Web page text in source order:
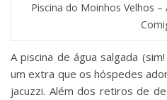
Piscina do Moinhos Velhos
A piscina de água salgada
um extra que os hóspedes
jacuzzi. Além dos retiros de